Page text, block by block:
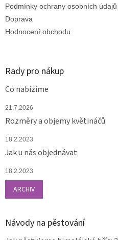
r
Podmínky ochrany osobních údajů
Doprava
Hodnocení obchodu
Rady pro nákup
Co nabízíme
21.7.2026
Rozměry a objemy květináčů
18.2.2023
Jak u nás objednávat
18.2.2023
ARCHIV
Návody na pěstování